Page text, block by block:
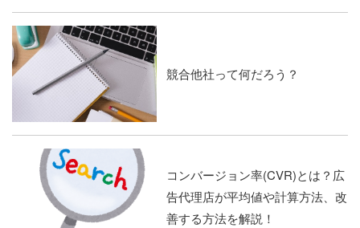
競合他社って何だろう？
コンバージョン率(CVR)とは？広
告代理店が平均値や計算方法、改
善する方法を解説！